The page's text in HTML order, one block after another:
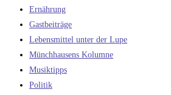
Ernährung
Gastbeiträge
Lebensmittel unter der Lupe
Münchhausens Kolumne
Musiktipps
Politik